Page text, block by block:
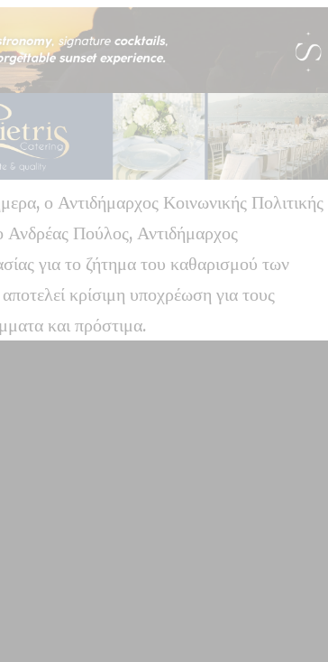
ο Αντιδήμαρχος Κοινωνικής Πολιτικής
Πούλος, Αντιδήμαρχος
για το ζήτημα του καθαρισμού των
κρίσιμη υποχρέωση για τους
και πρόστιμα.